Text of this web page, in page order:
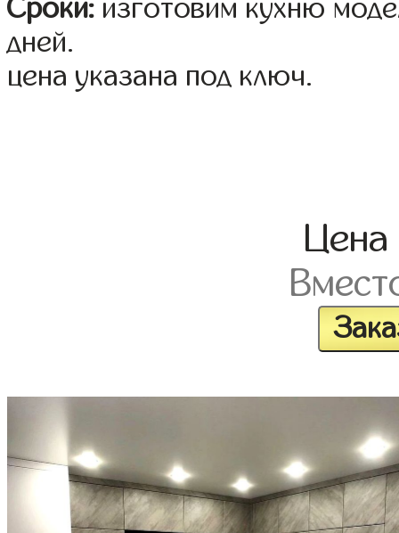
Сроки: изготовим кухню
дней.
цена указана под ключ.
Цена